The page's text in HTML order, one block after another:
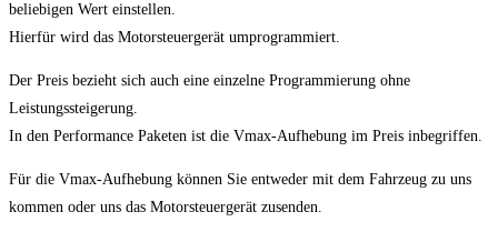
beliebigen Wert einstellen.
Hierfür wird das Motorsteuergerät umprogrammiert.
Der Preis bezieht sich auch eine einzelne Programmierung ohne
Leistungssteigerung.
In den Performance Paketen ist die Vmax-Aufhebung im Preis inbegriffen.
Für die Vmax-Aufhebung können Sie entweder mit dem Fahrzeug zu uns
kommen oder uns das Motorsteuergerät zusenden.